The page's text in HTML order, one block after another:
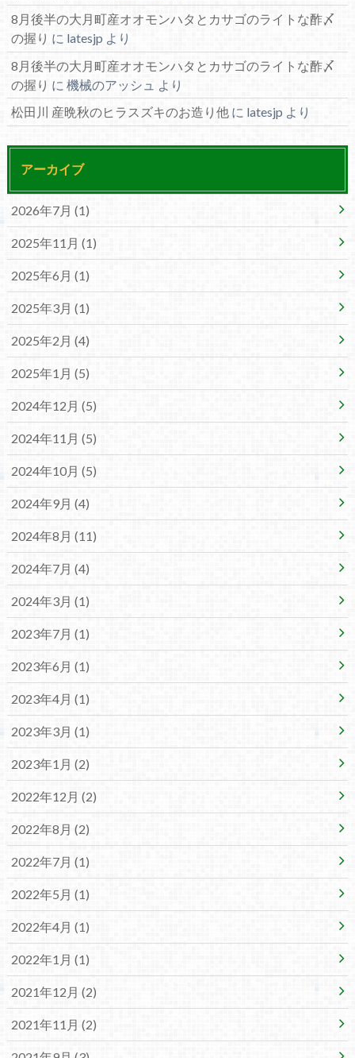
8月後半の大月町産オオモンハタとカサゴのライトな酢〆
の握り に latesjp より
8月後半の大月町産オオモンハタとカサゴのライトな酢〆
の握り に 機械のアッシュ
より
松田川 産晩秋のヒラスズキのお造り他に latesjp より
アーカイブ
2026年7月 (1)
2025年11月 (1)
2025年6月 (1)
2025年3月 (1)
2025年2月 (4)
2025年1月 (5)
2024年12月 (5)
2024年11月 (5)
2024年10月 (5)
2024年9月 (4)
2024年8月 (11)
2024年7月 (4)
2024年3月 (1)
2023年7月 (1)
2023年6月 (1)
2023年4月 (1)
2023年3月 (1)
2023年1月 (2)
2022年12月 (2)
2022年8月 (2)
2022年7月 (1)
2022年5月 (1)
2022年4月 (1)
2022年1月 (1)
2021年12月 (2)
2021年11月 (2)